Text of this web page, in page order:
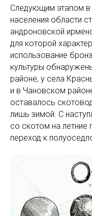
Следующим этапом в
населения области
андроновской
для которой
использование
культуры
районе, у села
и в Чановском
оставалось
лишь зимой. С
со скотом на летние
переход к